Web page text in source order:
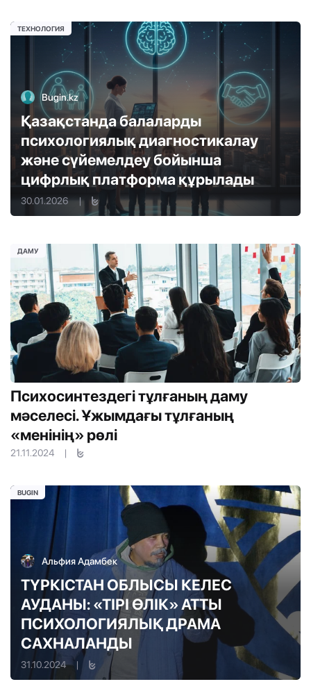
Bugin.kz
Қазақстанда балаларды
психологиялық диагностикалау
және сүйемелдеу бойынша
цифрлық платформа құрылады
30.01.2026 |
ТЕХНОЛОГИЯ
Психосинтездегі тұлғаның даму
мәселесі. Ұжымдағы тұлғаның
«менінің» рөлі
21.11.2024 |
ДАМУ
Альфия Адамбек
ТҮРКІСТАН ОБЛЫСЫ КЕЛЕС
АУДАНЫ: «ТІРІ ӨЛІК» АТТЫ
ПСИХОЛОГИЯЛЫҚ ДРАМА
САХНАЛАНДЫ
31.10.2024 |
BUGIN